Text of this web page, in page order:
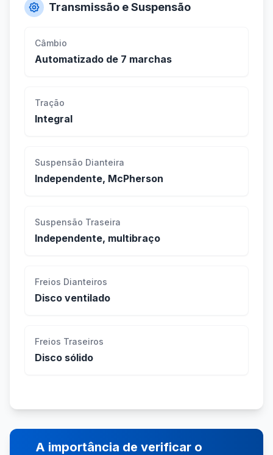
Transmissão e Suspensão
Câmbio
Automatizado de 7 marchas
Tração
Integral
Suspensão Dianteira
Independente, McPherson
Suspensão Traseira
Independente, multibraço
Freios Dianteiros
Disco ventilado
Freios Traseiros
Disco sólido
A importância de verificar o